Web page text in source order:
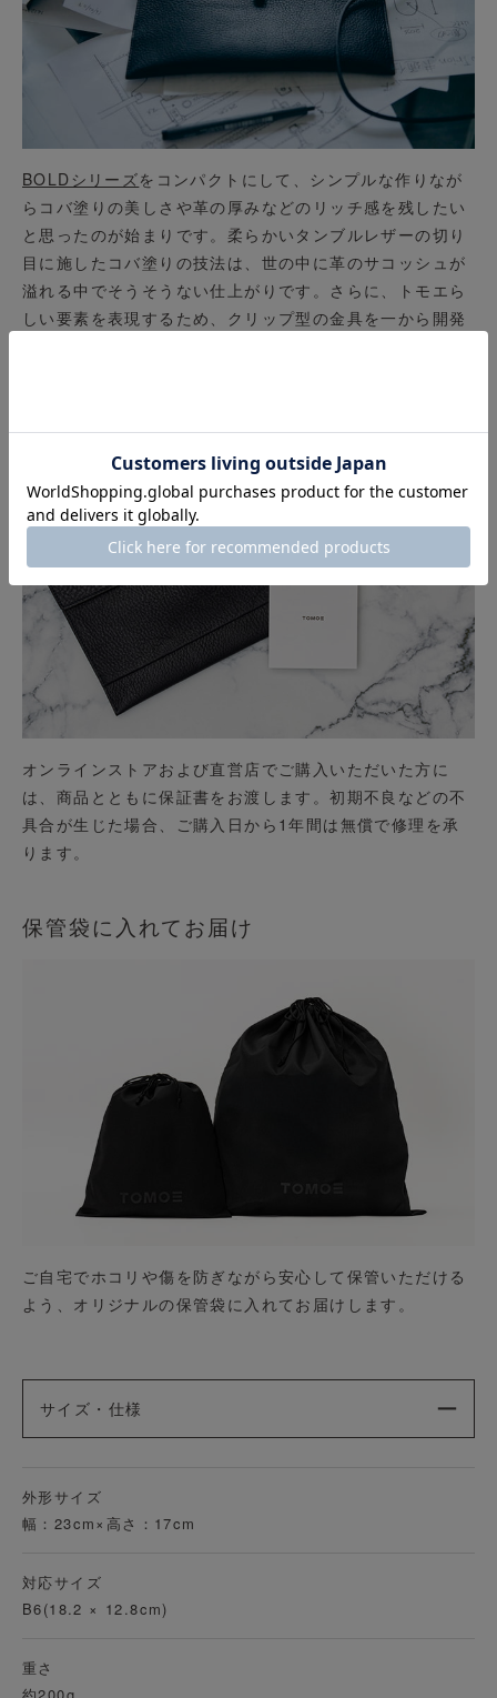
BOLDシリーズをコンパクトにして、シンプルな作りなが
らコバ塗りの美しさや革の厚みなどのリッチ感を残したい
と思ったのが始まりです。柔らかいタンブルレザーの切り
目に施したコバ塗りの技法は、世の中に革のサコッシュが
溢れる中でそうそうない仕上がりです。さらに、トモエら
しい要素を表現するため、クリップ型の金具を一から開発
オンラインストアおよび直営店でご購入いただいた方に
は、商品とともに保証書をお渡します。初期不良などの不
具合が生じた場合、ご購入日から1年間は無償で修理を承
ります。
保管袋に入れてお届け
ご自宅でホコリや傷を防ぎながら安心して保管いただける
よう、オリジナルの保管袋に入れてお届けします。
サイズ・仕様
外形サイズ
幅：23cm×高さ：17cm
対応サイズ
B6(18.2 × 12.8cm)
重さ